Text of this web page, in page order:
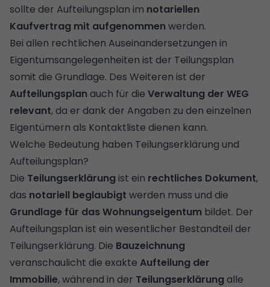
sollte der Aufteilungsplan im notariellen
Kaufvertrag mit aufgenommen werden.
Bei allen rechtlichen Auseinandersetzungen in
Eigentumsangelegenheiten ist der Teilungsplan
somit die Grundlage. Des Weiteren ist der
Aufteilungsplan auch für die Verwaltung der WEG
relevant, da er dank der Angaben zu den einzelnen
Eigentümern als Kontaktliste dienen kann.
Welche Bedeutung haben Teilungserklärung und
Aufteilungsplan?
Die Teilungserklärung ist ein rechtliches Dokument,
das notariell beglaubigt werden muss und die
Grundlage für das Wohnungseigentum bildet. Der
Aufteilungsplan ist ein wesentlicher Bestandteil der
Teilungserklärung. Die Bauzeichnung
veranschaulicht die exakte Aufteilung der
Immobilie, während in der Teilungserklärung alle